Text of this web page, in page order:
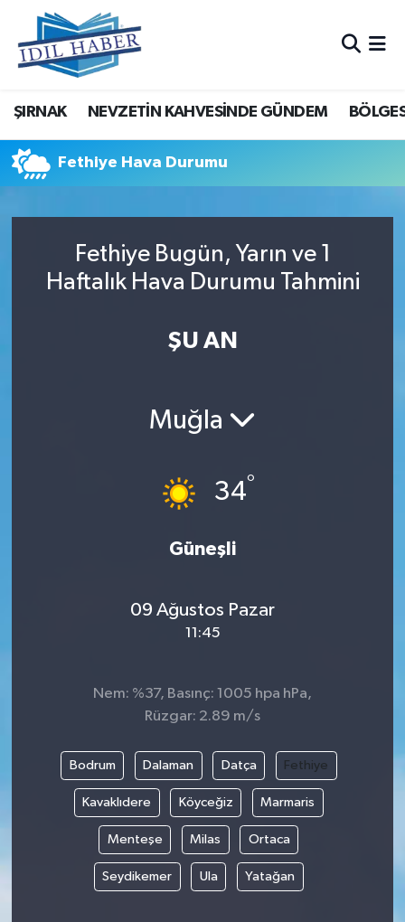
ŞIRNAK NEVZETİN KAHVESİNDE GÜNDEM
Fethiye Hava Durumu
Fethiye Bugün, Yarın ve 1
Haftalık Hava Durumu Tahmini
ŞU AN
Muğla
34°
Güneşli
09 Ağustos Pazar
11:45
Nem: %37, Basınç: 1005 hpa hPa,
Rüzgar: 2.89 m/s
Bodrum Dalaman Datça Fethiye
Kavaklıdere Köyceğiz Marmaris
Menteşe Milas Ortaca
Seydikemer Ula Yatağan
Nöbetçi Eczaneler
Hava Durumu
Trafik Durumu
Tüm Manşetler